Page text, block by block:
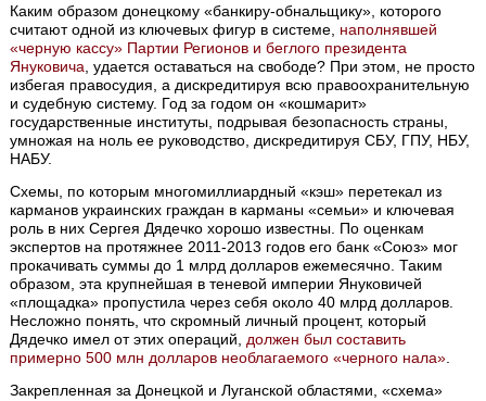
Каким образом донецкому «банкиру-обнальщику», которого
считают одной из ключевых фигур в системе, наполнявшей
«черную кассу» Партии Регионов и беглого президента
Януковича , удается оставаться на свободе? При этом, не просто
избегая правосудия, а дискредитируя всю правоохранительную
и судебную систему. Год за годом он «кошмарит»
государственные институты, подрывая безопасность страны,
умножая на ноль ее руководство, дискредитируя СБУ, ГПУ, НБУ,
НАБУ.
Схемы, по которым многомиллиардный «кэш» перетекал из
карманов украинских граждан в карманы «семьи» и ключевая
роль в них Сергея Дядечко хорошо известны. По оценкам
экспертов на протяжнее 2011-2013 годов его банк «Союз» мог
прокачивать суммы до 1 млрд долларов ежемесячно. Таким
образом, эта крупнейшая в теневой империи Януковичей
«площадка» пропустила через себя около 40 млрд долларов.
Несложно понять, что скромный личный процент, который
Дядечко имел от этих операций, должен был составить
примерно 500 млн долларов необлагаемого «черного нала»
Закрепленная за Донецкой и Луганской областями, «схема»